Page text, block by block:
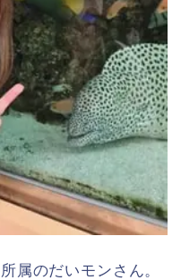
属のだいモンさん。